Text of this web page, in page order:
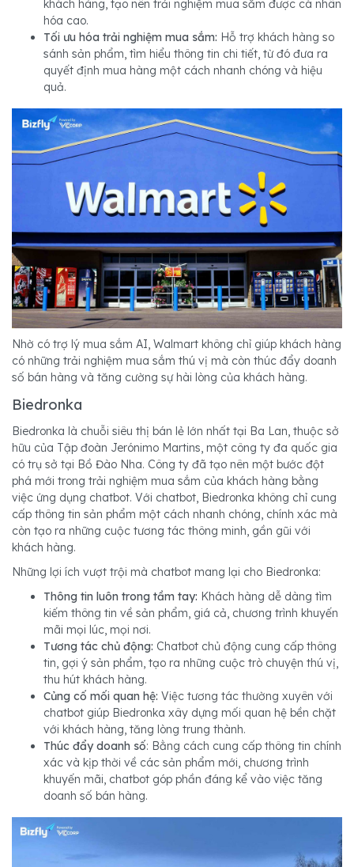
khách hàng, tạo nên trải nghiệm mua sắm được cá nhân
hóa cao.
Tối ưu hóa trải nghiệm mua sắm: Hỗ trợ khách hàng so
sánh sản phẩm, tìm hiểu thông tin chi tiết, từ đó đưa ra
quyết định mua hàng một cách nhanh chóng và hiệu
quả.
Nhờ có trợ lý mua sắm AI, Walmart không chỉ giúp khách hàng
có những trải nghiệm mua sắm thú vị mà còn thúc đẩy doanh
số bán hàng và tăng cường sự hài lòng của khách hàng.
Biedronka
Biedronka là chuỗi siêu thị bán lẻ lớn nhất tại Ba Lan, thuộc sở
hữu của Tập đoàn Jerónimo Martins, một công ty đa quốc gia
có trụ sở tại Bồ Đào Nha. Công ty đã tạo nên một bước đột
phá mới trong trải nghiệm mua sắm của khách hàng bằng
việc ứng dụng chatbot. Với chatbot, Biedronka không chỉ cung
cấp thông tin sản phẩm một cách nhanh chóng, chính xác mà
còn tạo ra những cuộc tương tác thông minh, gần gũi với
khách hàng.
Những lợi ích vượt trội mà chatbot mang lại cho Biedronka:
Thông tin luôn trong tầm tay: Khách hàng dễ dàng tìm
kiếm thông tin về sản phẩm, giá cả, chương trình khuyến
mãi mọi lúc, mọi nơi.
Tương tác chủ động: Chatbot chủ động cung cấp thông
tin, gợi ý sản phẩm, tạo ra những cuộc trò chuyện thú vị,
thu hút khách hàng.
Củng cố mối quan hệ: Việc tương tác thường xuyên với
chatbot giúp Biedronka xây dựng mối quan hệ bền chặt
với khách hàng, tăng lòng trung thành.
Thúc đẩy doanh số: Bằng cách cung cấp thông tin chính
xác và kịp thời về các sản phẩm mới, chương trình
khuyến mãi, chatbot góp phần đáng kể vào việc tăng
doanh số bán hàng.